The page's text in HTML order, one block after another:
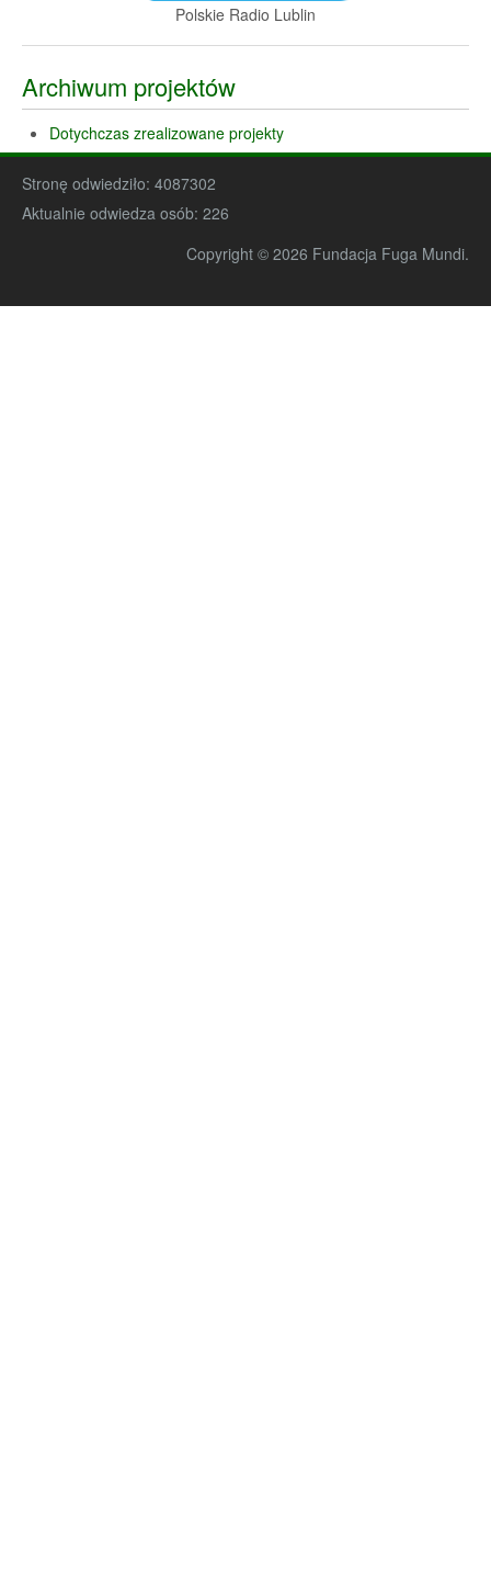
Polskie Radio Lublin
Archiwum projektów
Dotychczas zrealizowane projekty
Stronę odwiedziło: 4087302
Aktualnie odwiedza osób: 226
Copyright © 2026 Fundacja Fuga Mundi.